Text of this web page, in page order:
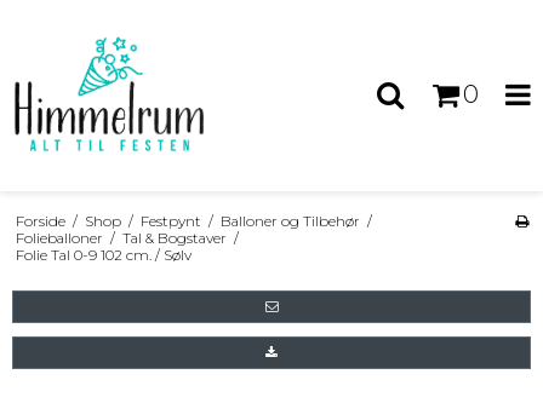
0
Forside / Shop / Festpynt / Balloner og Tilbehør /
Folieballoner / Tal & Bogstaver /
Folie Tal 0-9 102 cm. / Sølv